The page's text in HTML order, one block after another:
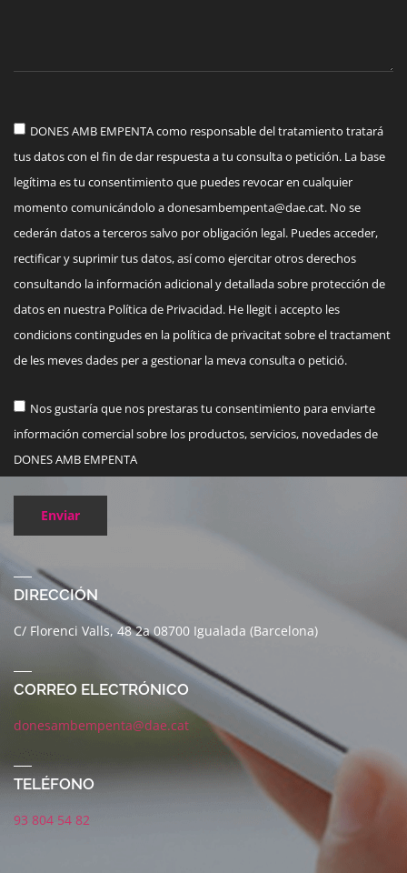
DONES AMB EMPENTA como responsable del tratamiento tratará
tus datos con el fin de dar respuesta a tu consulta o petición. La base
legítima es tu consentimiento que puedes revocar en cualquier
momento comunicándolo adonesambempenta@dae.cat. No se
cederán datos a terceros salvo por obligación legal. Puedes acceder,
rectificar y suprimir tus datos, así como ejercitar otros derechos
consultando la información adicional y detallada sobre protección de
datos en nuestra Política de Privacidad. He llegit i accepto les
condicions contingudes en la política de privacitat sobre el tractament
de les meves dades per a gestionar la meva consulta o petició.
Nos gustaría que nos prestaras tu consentimiento para enviarte
información comercial sobre los productos, servicios, novedades de
DONES AMB EMPENTA
Enviar
DIRECCIÓN
C/ Florenci Valls, 48 2a 08700 Igualada (Barcelona)
CORREO ELECTRÓNICO
donesambempenta@dae.cat
TELÉFONO
93 804 54 82